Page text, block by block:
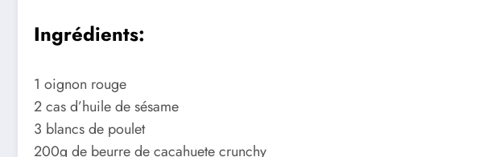
Ingrédients:
1 oignon rouge
2 cas d’huile de sésame
3 blancs de poulet
200g de beurre de cacahuete crunchy